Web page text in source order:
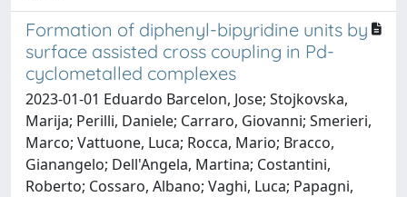
Formation of diphenyl-bipyridine units by
surface assisted cross coupling in Pd-
cyclometalled complexes
2023-01-01 Eduardo Barcelon, Jose; Stojkovska,
Marija; Perilli, Daniele; Carraro, Giovanni; Smerieri,
Marco; Vattuone, Luca; Rocca, Mario; Bracco,
Gianangelo; Dell'Angela, Martina; Costantini,
Roberto; Cossaro, Albano; Vaghi, Luca; Papagni,